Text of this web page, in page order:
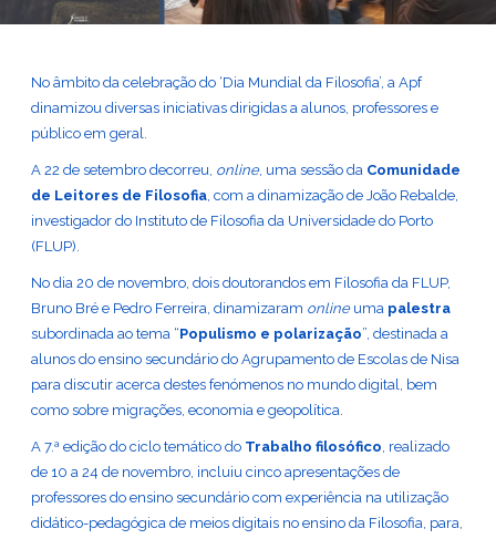
No âmbito da celebração do ‘Dia Mundial da Filosofia’, a Apf
dinamizou diversas iniciativas dirigidas a alunos, professores e
público em geral.
A 22 de setembro decorreu, online, uma sessão da Comunidade
de Leitores de Filosofia, com a dinamização de João Rebalde,
investigador do Instituto de Filosofia da Universidade do Porto
(FLUP).
No dia 20 de novembro, dois doutorandos em Filosofia da FLUP,
Bruno Bré e Pedro Ferreira, dinamizaram online uma palestra
subordinada ao tema “Populismo e polarização”, destinada a
alunos do ensino secundário do Agrupamento de Escolas de Nisa
para discutir acerca destes fenómenos no mundo digital, bem
como sobre migrações, economia e geopolítica.
A 7.ª edição do ciclo temático do Trabalho filosófico, realizado
de 10 a 24 de novembro, incluiu cinco apresentações de
professores do ensino secundário com experiência na utilização
didático-pedagógica de meios digitais no ensino da Filosofia, para,